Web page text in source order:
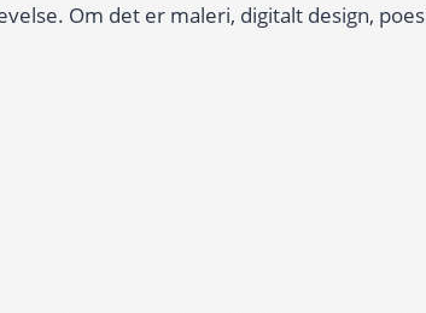
Om det er maleri, digitalt design,